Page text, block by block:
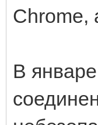
Chrome,
В